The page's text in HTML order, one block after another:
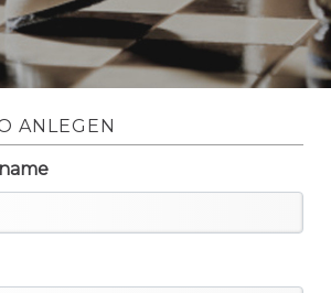
ANLEGEN